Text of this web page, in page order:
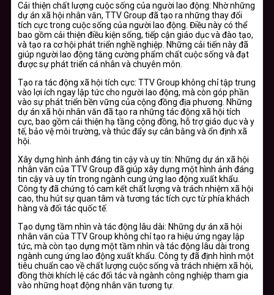
Cải thiện chất lượng cuộc sống của người lao động: Nhờ những
dự án xã hội nhân văn, TTV Group đã tạo ra những thay đổi
tích cực trong cuộc sống của người lao động. Điều này có thể
bao gồm cải thiện điều kiện sống, tiếp cận giáo dục và đào tạo,
và tạo ra cơ hội phát triển nghề nghiệp. Những cải tiến này đã
giúp người lao động tăng cường phẩm chất cuộc sống và đạt
được sự phát triển cá nhân và chuyên môn.
Tạo ra tác động xã hội tích cực: TTV Group không chỉ tập trung
vào lợi ích ngay lập tức cho người lao động, mà còn góp phần
vào sự phát triển bền vững của cộng đồng địa phương. Những
dự án xã hội nhân văn đã tạo ra những tác động xã hội tích
cực, bao gồm cải thiện hạ tầng cộng đồng, hỗ trợ giáo dục và y
tế, bảo vệ môi trường, và thúc đẩy sự cân bằng và ổn định xã
hội.
Xây dựng hình ảnh đáng tin cậy và uy tín: Những dự án xã hội
nhân văn của TTV Group đã giúp xây dựng một hình ảnh đáng
tin cậy và uy tín trong ngành cung ứng lao động xuất khẩu.
Công ty đã chứng tỏ cam kết chất lượng và trách nhiệm xã hội
cao, thu hút sự quan tâm và tương tác tích cực từ phía khách
hàng và đối tác quốc tế.
Tạo dựng tầm nhìn và tác động lâu dài: Những dự án xã hội
nhân văn của TTV Group không chỉ tạo ra hiệu ứng ngay lập
tức, mà còn tạo dựng một tầm nhìn và tác động lâu dài trong
ngành cung ứng lao động xuất khẩu. Công ty đã định hình một
tiêu chuẩn cao về chất lượng cuộc sống và trách nhiệm xã hội,
đồng thời khích lệ các đối tác và ngành công nghiệp tham gia
vào những hoạt động nhân văn tương tự.